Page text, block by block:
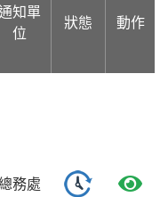
知單
位
狀態 動作
務處